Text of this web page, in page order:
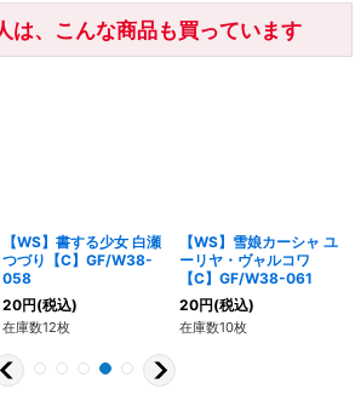
は、こんな商品も買っています
【WS】書する少女 白瀬
つづり【C】GF/W38-
058
20円(税込)
在庫数12枚
【WS】雪娘カーシャ ユ
ーリヤ・ヴャルコワ
【C】GF/W38-061
20円(税込)
在庫数10枚